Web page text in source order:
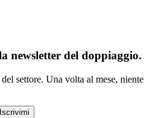
newsletter del doppiaggio.
settore. Una volta al mese, niente
Iscrivimi